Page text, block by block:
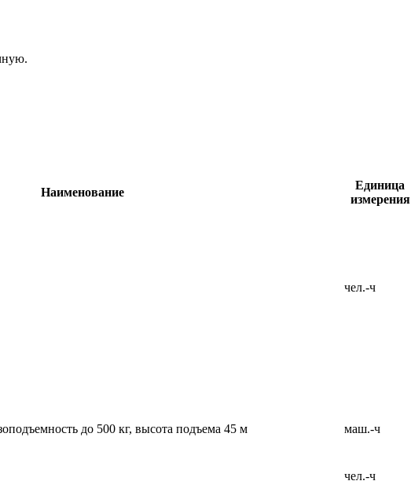
Наименование
Единица
измерения
чел.-ч
до 500 кг, высота подъема 45 м маш.-ч
чел.-ч